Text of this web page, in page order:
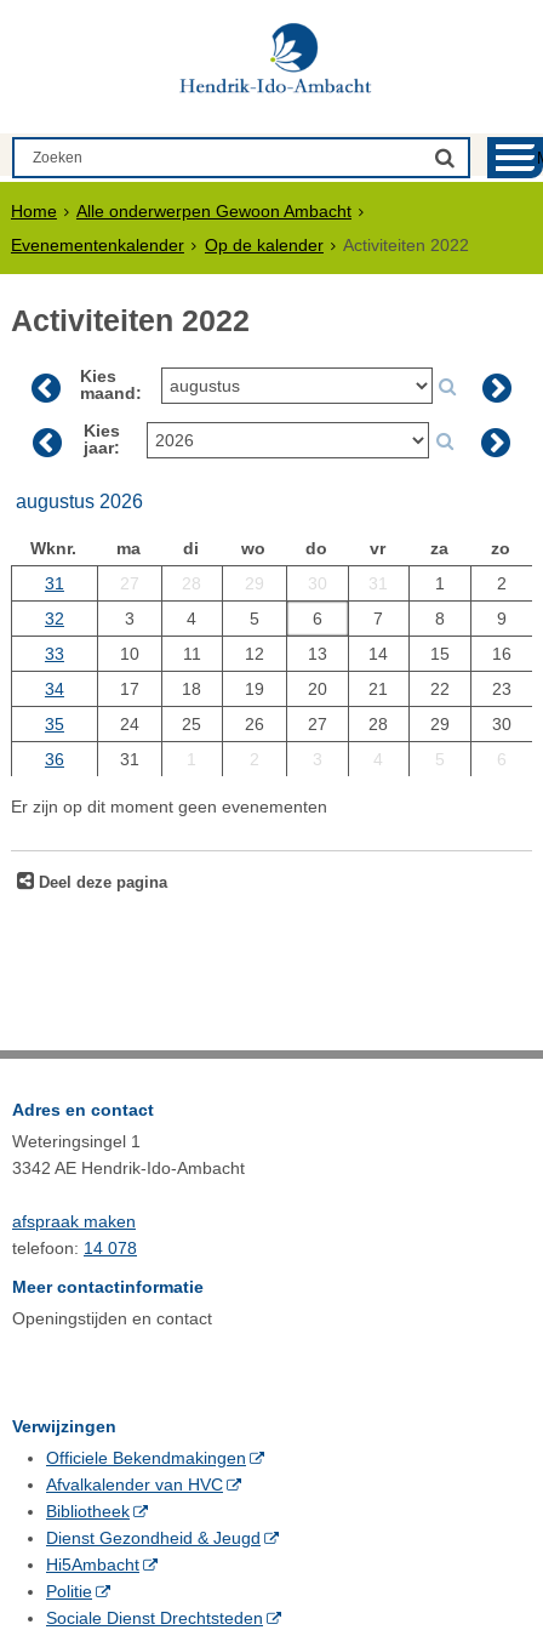
Home
Alle onderwerpen Gewoon Ambacht
Evenementenkalender
Op de kalender Activiteiten 2022
Activiteiten 2022
Kies
maand:
Kies
jaar:
augustus 2026
Wknr. ma di wo do vr za
zo
31
27 28 29 30 31 1
2
32
3 4 5 6 7 8
9
33
10 11 12 13 14 15
16
34
17 18 19 20 21 22
23
35
24 25 26 27 28 29
30
36
31 1 2 3 4 5 6
Er zijn op dit moment geen evenementen
Deel deze pagina
Adres en contact
Weteringsingel 1
3342 AE Hendrik-Ido-Ambacht
afspraak maken
telefoon: 14 078
Meer contactinformatie
Openingstijden en contact
Verwijzingen
Officiele Bekendmakingen
Afvalkalender van HVC
Bibliotheek
Dienst Gezondheid & Jeugd
Hi5Ambacht
Politie
Sociale Dienst Drechtsteden